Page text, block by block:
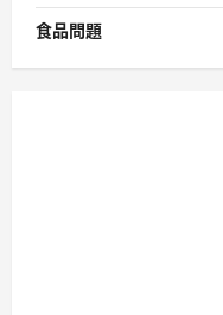
食品問題